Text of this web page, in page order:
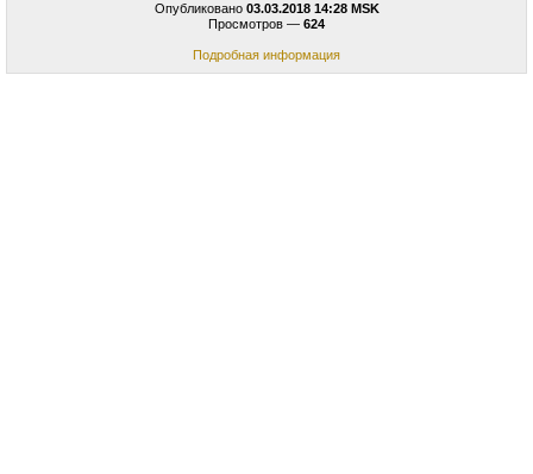
Опубликовано 03.03.2018 14:28 MSK
Просмотров — 624
Подробная информация